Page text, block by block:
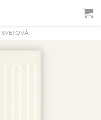
SVETOVÁ